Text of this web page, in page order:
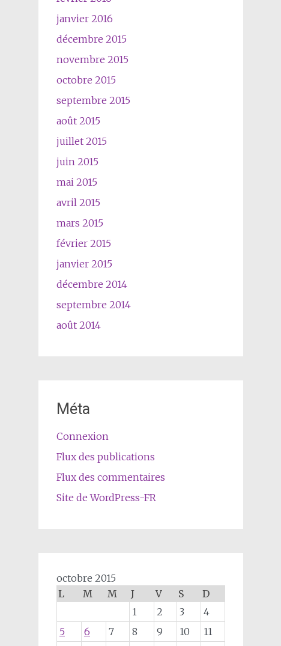
janvier 2016
décembre 2015
novembre 2015
octobre 2015
septembre 2015
août 2015
juillet 2015
juin 2015
mai 2015
avril 2015
mars 2015
février 2015
janvier 2015
décembre 2014
septembre 2014
août 2014
Méta
Connexion
Flux des publications
Flux des commentaires
Site de WordPress-FR
octobre 2015
L
M M J V S
D
1
2 3
4
5
6 7 8 9 10
11